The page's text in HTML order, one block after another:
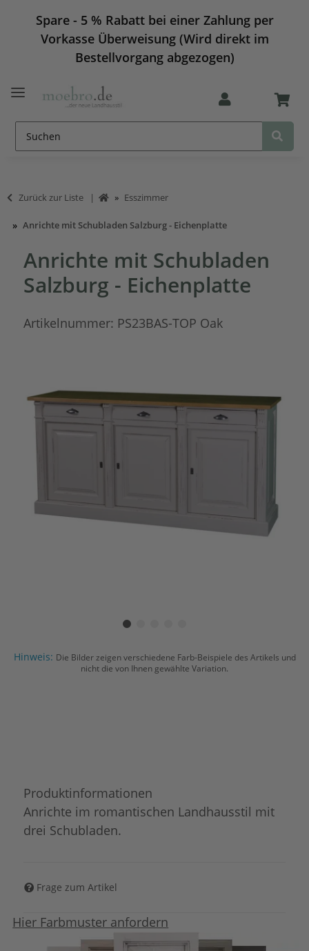
Spare - 5 % Rabatt bei einer Zahlung per
Vorkasse Überweisung (Wird direkt im
Bestellvorgang abgezogen)
Zurück zur Liste Esszimmer
Anrichte mit Schubladen Salzburg - Eichenplatte
Anrichte mit Schubladen
Salzburg - Eichenplatte
Artikelnummer: PS23BAS-TOP Oak
Hinweis: Die Bilder zeigen verschiedene Farb-Beispiele des Artikels und
nicht die von Ihnen gewählte Variation.
Produktinformationen
Anrichte im romantischen Landhausstil mit
drei Schubladen.
Frage zum Artikel
Hier Farbmuster anfordern